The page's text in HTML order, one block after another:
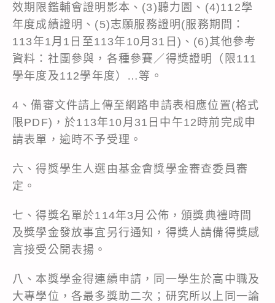
效期限鑑輔會證明影本、(3)聽力圖、(4)112學
年度成績證明、(5)志願服務證明(服務期間：
113年1月1日至113年10月31日)、(6)其他參考
資料：社團參與，各種參賽／得獎證明（限111
學年度及112學年度）…等。
4、備審文件請上傳至網路申請表相應位置(格式
限PDF)，於113年10月31日中午12時前完成申
請表單，逾時不予受理。
六、得獎學生人選由基金會獎學金審查委員審
定。
七、得獎名單於114年3月公佈，頒獎典禮時間
及獎學金發放事宜另行通知，得獎人請備得獎感
言接受公開表揚。
八、本獎學金得連續申請，同一學生於高中職及
大專學位，各最多獎助二次；研究所以上同一論